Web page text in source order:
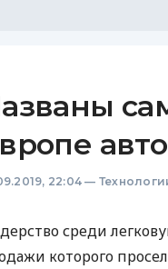
22:04 —
среди
которого